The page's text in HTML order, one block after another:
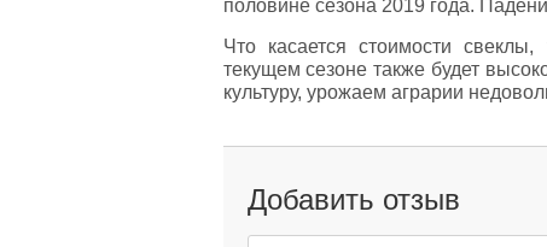
половине сезона 2019 года.
Что касается стоимости
текущем сезоне также будет
культуру, урожаем аграрии
Добавить отзыв